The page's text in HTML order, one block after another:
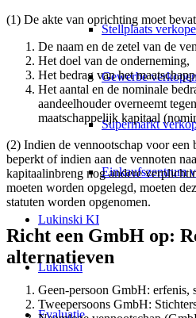
Stellplaats
Gewerbe
Supermarkt
Einkaufszentrum
Lukinski KI
Lukinski
Evaluatie
(1) De akte van oprichting moet
De naam en de zetel van de
Het doel van de onderneming,
Het bedrag van het
Het aantal en de nominale
aandeelhouder overneemt
maatschappelijk kapitaal
(2) Indien de vennootschap voor een
beperkt of indien aan de vennoten
kapitaalinbreng nog andere
moeten worden opgelegd, moeten
statuten worden opgenomen.
Richt een GmbH op:
alternatieven
Geen-persoon GmbH: erfenis,
Tweepersoons GmbH: